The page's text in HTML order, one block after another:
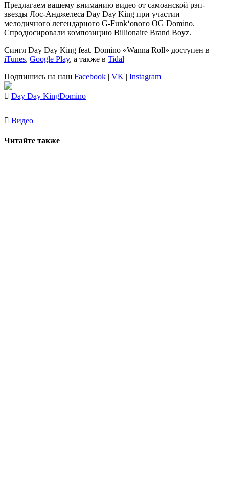
Предлагаем вашему вниманию видео от самоанской рэп-
звезды Лос-Анджелеса Day Day King при участии
мелодичного легендарного G-Funk‘ового OG Domino.
Спродюсировали композицию Billionaire Brand Boyz.
Сингл Day Day King feat. Domino «Wanna Roll» доступен в
iTunes, Google Play, а также в Tidal
Подпишись на наш Facebook | VK | Instagram
Day Day KingDomino
Видео
Читайте также